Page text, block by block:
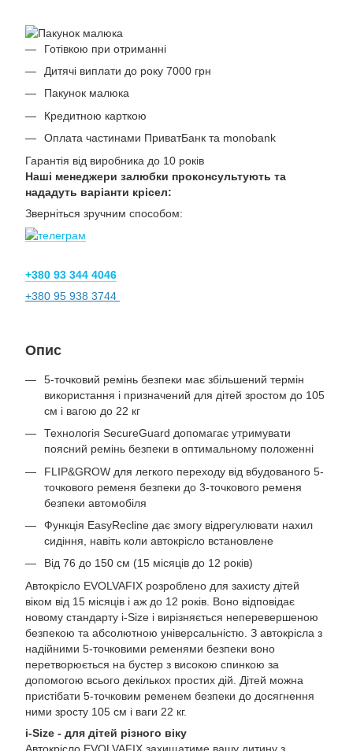
Готівкою при отриманні
Дитячі виплати до року 7000 грн
Пакунок малюка
Кредитною карткою
Оплата частинами ПриватБанк та monobank
Гарантія від виробника до 10 років
Наші менеджери залюбки проконсультують та
нададуть варіанти крісел:
Зверніться зручним способом:
+380 93 344 4046
+380 95 938 3744
Опис
5-точковий ремінь безпеки має збільшений термін
використання і призначений для дітей зростом до 105
см і вагою до 22 кг
Технологія SecureGuard допомагає утримувати
поясний ремінь безпеки в оптимальному положенні
FLIP&GROW для легкого переходу від вбудованого 5-
точкового ременя безпеки до 3-точкового ременя
безпеки автомобіля
Функція EasyRecline дає змогу відрегулювати нахил
сидіння, навіть коли автокрісло встановлене
Від 76 до 150 см (15 місяців до 12 років)
Автокрісло EVOLVAFIX розроблено для захисту дітей
віком від 15 місяців і аж до 12 років. Воно відповідає
новому стандарту i-Size і вирізняється неперевершеною
безпекою та абсолютною універсальністю. З автокрісла з
надійними 5-точковими ременями безпеки воно
перетворюється на бустер з високою спинкою за
допомогою всього декількох простих дій. Дітей можна
пристібати 5-точковим ременем безпеки до досягнення
ними зросту 105 см і ваги 22 кг.
i-Size - для дітей різного віку
Автокрісло EVOLVAFIX захищатиме вашу дитину з